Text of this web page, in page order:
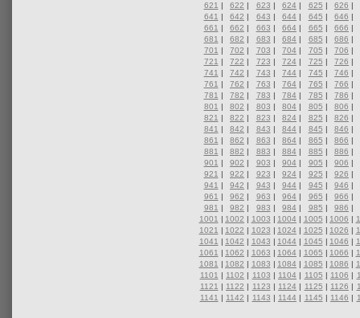
621 | 622 | 623 | 624 | 625 | 626 |
641 | 642 | 643 | 644 | 645 | 646 |
661 | 662 | 663 | 664 | 665 | 666 |
681 | 682 | 683 | 684 | 685 | 686 |
701 | 702 | 703 | 704 | 705 | 706 |
721 | 722 | 723 | 724 | 725 | 726 |
741 | 742 | 743 | 744 | 745 | 746 |
761 | 762 | 763 | 764 | 765 | 766 |
781 | 782 | 783 | 784 | 785 | 786 |
801 | 802 | 803 | 804 | 805 | 806 |
821 | 822 | 823 | 824 | 825 | 826 |
841 | 842 | 843 | 844 | 845 | 846 |
861 | 862 | 863 | 864 | 865 | 866 |
881 | 882 | 883 | 884 | 885 | 886 |
901 | 902 | 903 | 904 | 905 | 906 |
921 | 922 | 923 | 924 | 925 | 926 |
941 | 942 | 943 | 944 | 945 | 946 |
961 | 962 | 963 | 964 | 965 | 966 |
981 | 982 | 983 | 984 | 985 | 986 |
1001 | 1002 | 1003 | 1004 | 1005 | 1006 |
1021 | 1022 | 1023 | 1024 | 1025 | 1026 |
1041 | 1042 | 1043 | 1044 | 1045 | 1046 |
1061 | 1062 | 1063 | 1064 | 1065 | 1066 |
1081 | 1082 | 1083 | 1084 | 1085 | 1086 |
1101 | 1102 | 1103 | 1104 | 1105 | 1106 |
1121 | 1122 | 1123 | 1124 | 1125 | 1126 |
1141 | 1142 | 1143 | 1144 | 1145 | 1146 |